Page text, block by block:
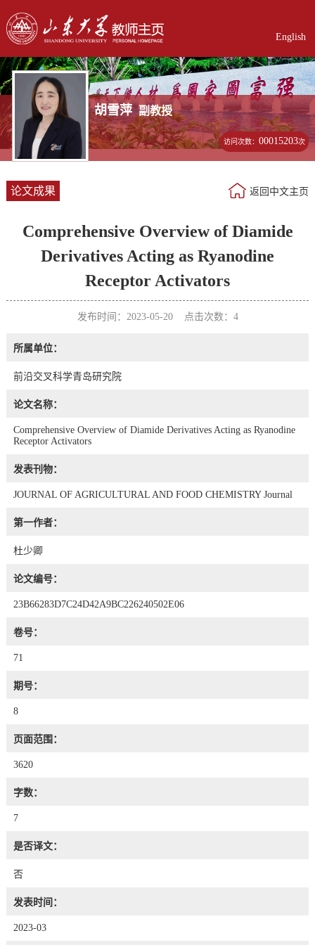
English
胡雪萍 副教授
访问次数：00015203次
论文成果 返回中文主页
Comprehensive Overview of Diamide
Derivatives Acting as Ryanodine
Receptor Activators
发布时间：2023-05-20 点击次数： 4
所属单位：
前沿交叉科学青岛研究院
论文名称：
Comprehensive Overview of Diamide Derivatives Acting as Ryanodine
Receptor Activators
发表刊物：
JOURNAL OF AGRICULTURAL AND FOOD CHEMISTRY Journal
第一作者：
杜少卿
论文编号：
23B66283D7C24D42A9BC226240502E06
卷号：
71
期号：
8
页面范围：
3620
字数：
7
是否译文：
否
发表时间：
2023-03